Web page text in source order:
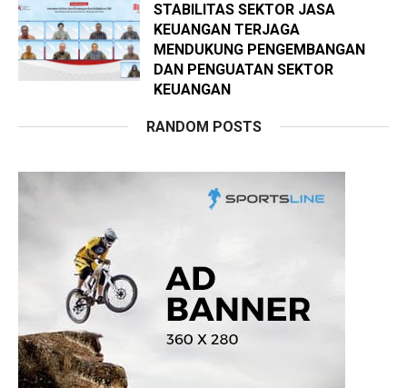
STABILITAS SEKTOR JASA
KEUANGAN TERJAGA
MENDUKUNG PENGEMBANGAN
DAN PENGUATAN SEKTOR
KEUANGAN
RANDOM POSTS